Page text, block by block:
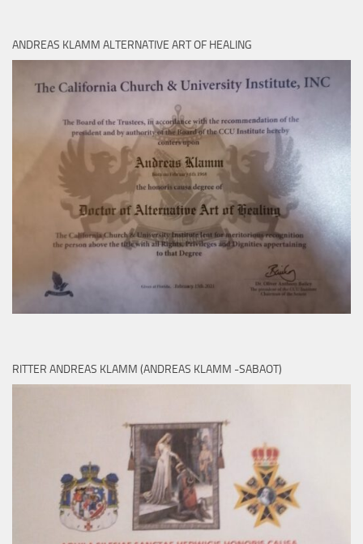
ANDREAS KLAMM ALTERNATIVE ART OF HEALING
RITTER ANDREAS KLAMM (ANDREAS KLAMM -SABAOT)